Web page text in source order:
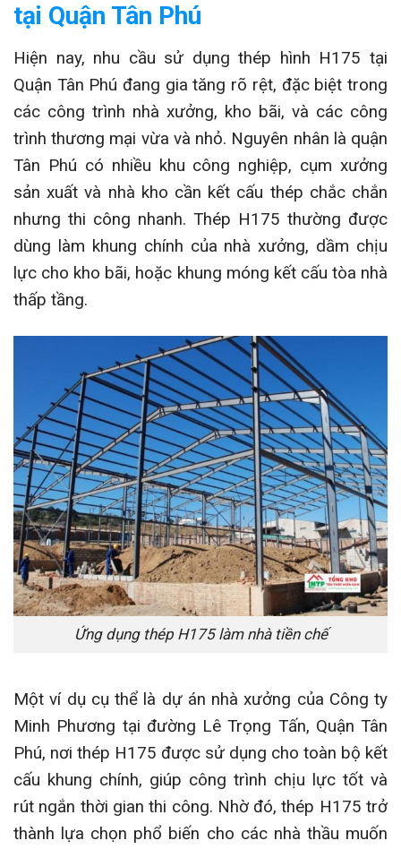
tại Quận Tân Phú
Hiện nay, nhu cầu sử dụng thép hình H175 tại
Quận Tân Phú đang gia tăng rõ rệt, đặc biệt trong
các công trình nhà xưởng, kho bãi, và các công
trình thương mại vừa và nhỏ. Nguyên nhân là quận
Tân Phú có nhiều khu công nghiệp, cụm xưởng
sản xuất và nhà kho cần kết cấu thép chắc chắn
nhưng thi công nhanh. Thép H175 thường được
dùng làm khung chính của nhà xưởng, dầm chịu
lực cho kho bãi, hoặc khung móng kết cấu tòa nhà
thấp tầng.
Ứng dụng thép H175 làm nhà tiền chế
Một ví dụ cụ thể là dự án nhà xưởng của Công ty
Minh Phương tại đường Lê Trọng Tấn, Quận Tân
Phú, nơi thép H175 được sử dụng cho toàn bộ kết
cấu khung chính, giúp công trình chịu lực tốt và
rút ngắn thời gian thi công. Nhờ đó, thép H175 trở
thành lựa chọn phổ biến cho các nhà thầu muốn